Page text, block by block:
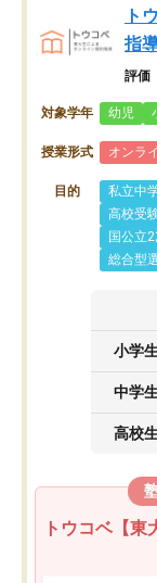
ト
指導
評価
対象学年 幼児
授業形式 オンラ
目的 私立中
高校受
国公立
総合型
小学生
中学生
高校生
トウコベ【